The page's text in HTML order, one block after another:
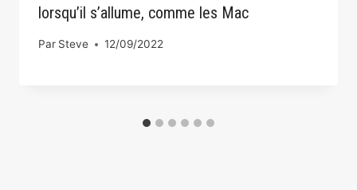
lorsqu’il s’allume, comme les Mac
Par Steve 12/09/2022